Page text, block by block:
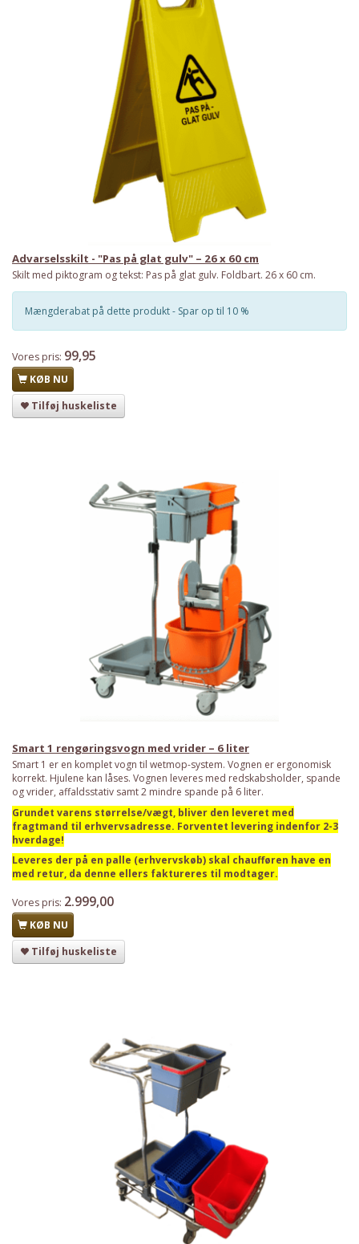
Advarselsskilt - "Pas på glat gulv" – 26 x 60 cm
Skilt med piktogram og tekst: Pas på glat gulv. Foldbart. 26 x 60 cm.
Mængderabat på dette produkt - Spar op til 10 %
Vores pris: 99,95
KØB NU
Tilføj huskeliste
Smart 1 rengøringsvogn med vrider – 6 liter
Smart 1 er en komplet vogn til wetmop-system. Vognen er ergonomisk
korrekt. Hjulene kan låses. Vognen leveres med redskabsholder, spande
og vrider, affaldsstativ samt 2 mindre spande på 6 liter.
Grundet varens størrelse/vægt, bliver den leveret med
fragtmand til erhvervsadresse. Forventet levering indenfor 2-3
hverdage!
Leveres der på en palle (erhvervskøb) skal chaufføren have en
med retur, da denne ellers faktureres til modtager.
Vores pris: 2.999,00
KØB NU
Tilføj huskeliste